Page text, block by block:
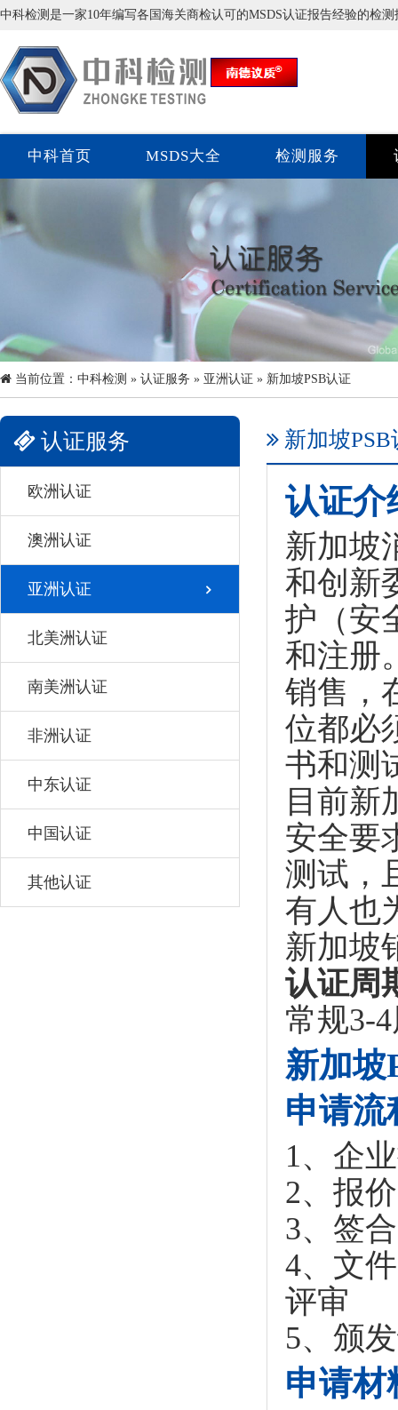
中科检测是一家10年编写各国海关商检认可的MSDS认证报告经验的检
中科首页 MSDS大全 检测服务
当前位置： 中科检测 » 认证服务 » 亚洲认证 » 新加坡PSB认证
认证服务
欧洲认证
澳洲认证
亚洲认证
北美洲认证
南美洲认证
非洲认证
中东认证
中国认证
其他认证
新加坡PSB
认证介
新加坡
和创新
护（安
和注册
销售，
位都必
书和测
目前新
安全要
测试，
有人也
新加坡
认证周
常规3-
新加坡
申请流
1、企
2、报价
3、签
4、文
评审
5、颁
申请材